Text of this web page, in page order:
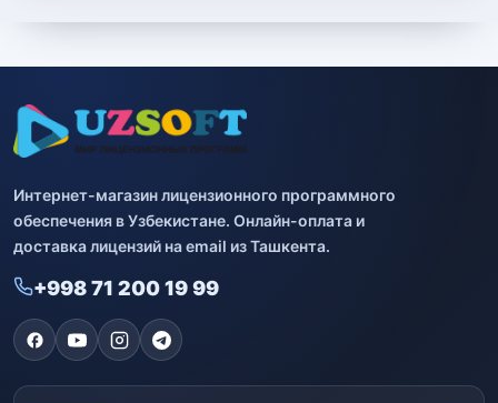
Интернет-магазин лицензионного программного
обеспечения в Узбекистане. Онлайн-оплата и
доставка лицензий на email из Ташкента.
+998 71 200 19 99